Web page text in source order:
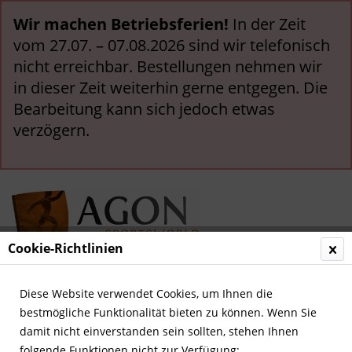
Wir machen Betriebsferien! In der Zeit
vom 27.07. – 07.08.2026 sind wir telefonisch
nicht erreichbar. Bestellungen nehmen wir
in dieser Zeit weiterhin gerne entgegen. Die
Bearbeitung kann sich jedoch etwas
verzögern.
Menü
Übersicht Andere deutsche Vereine
Cookie-Richtlinien
Diese Website verwendet Cookies, um Ihnen die
bestmögliche Funktionalität bieten zu können. Wenn Sie
damit nicht einverstanden sein sollten, stehen Ihnen